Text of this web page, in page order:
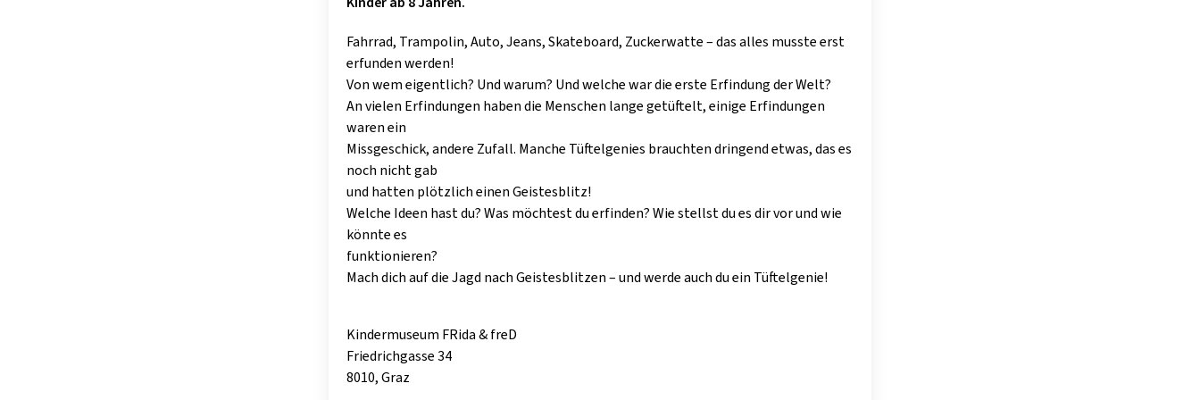
Fahrrad, Trampolin, Auto, Jeans, Skateboard, Zuckerwatte – das alles musste erst
erfunden werden!
Von wem eigentlich? Und warum? Und welche war die erste Erfindung der Welt?
An vielen Erfindungen haben die Menschen lange getüftelt, einige Erfindungen
waren ein
Missgeschick, andere Zufall. Manche Tüftelgenies brauchten dringend etwas, das es
noch nicht gab
und hatten plötzlich einen Geistesblitz!
Welche Ideen hast du? Was möchtest du erfinden? Wie stellst du es dir vor und wie
könnte es
funktionieren?
Mach dich auf die Jagd nach Geistesblitzen – und werde auch du ein Tüftelgenie!
Kindermuseum FRida & freD
Friedrichgasse 34
8010, Graz